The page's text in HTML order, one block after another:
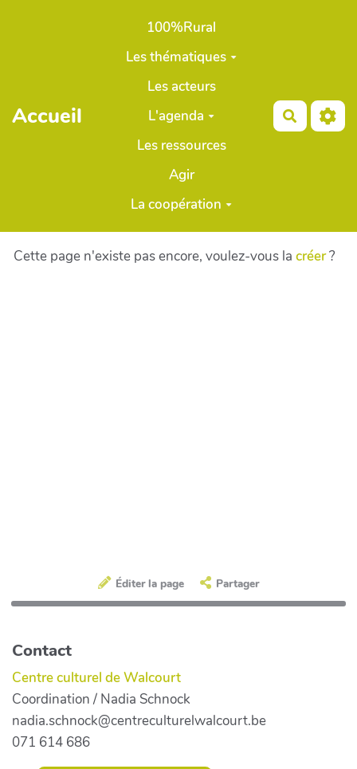
Aller au contenu principal
Accueil
100%Rural
Les thématiques
Les acteurs
L'agenda
Les ressources
Agir
La coopération
Cette page n'existe pas encore, voulez-vous la créer?
Éditer la page Partager
Contact
Centre culturel de Walcourt
Coordination / Nadia Schnock
nadia.schnock@centreculturelwalcourt.be
071 614 686